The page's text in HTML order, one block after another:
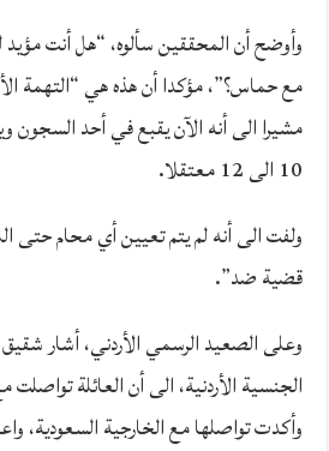
وأوضح أن المحققين سألوه، “هل أنت
مع حماس؟”، مؤكدا أن هذه هي “التهمة
مشيرا الى أنه الآن يقبع في أحد السجون
10 الى 12 معتقلا.
ولفت الى أنه لم يتم تعيين أي محام حتى
قضية ضد”.
وعلى الصعيد الرسمي الأردني، أشار
الجنسية الأردنية، الى أن العائلة تواصلت
وأكدت تواصلها مع الخارجية السعودية،